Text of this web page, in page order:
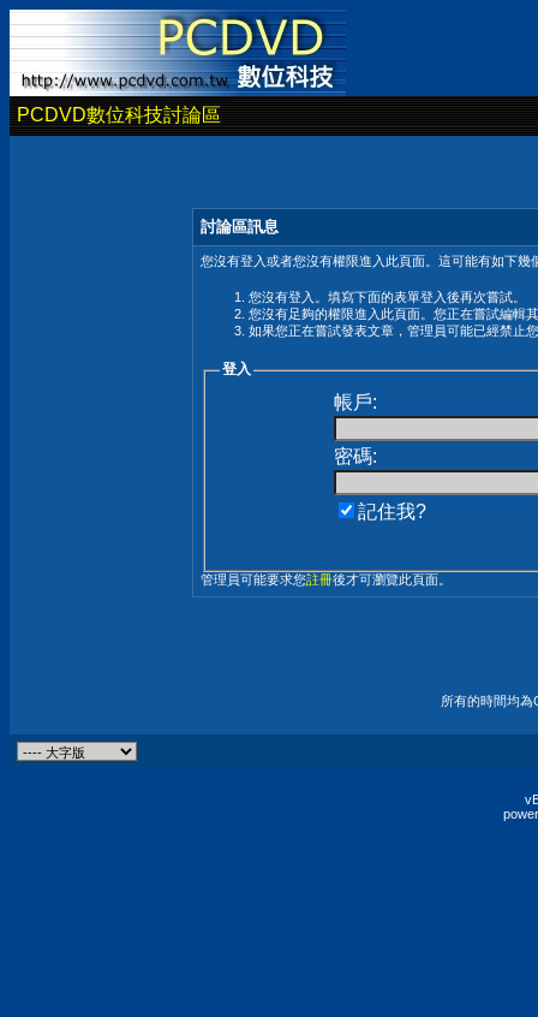
PCDVD數位科技討論區
討論區訊息
您沒有登入或者您沒有權限進入此頁面。這可能有如下幾
您沒有登入。填寫下面的表單登入後再次嘗試。
您沒有足夠的權限進入此頁面。您正在嘗試編輯
如果您正在嘗試發表文章，管理員可能已經禁止
登入
帳戶:
密碼:
記住我?
管理員可能要求您註冊後才可瀏覽此頁面。
所有的時間均為